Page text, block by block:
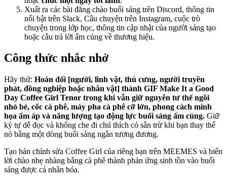
Xuất ra các bài đăng chào buổi sáng trên Discord, thông tin
nổi bật trên Slack, Câu chuyện trên Instagram, cuộc trò
chuyện trong lớp học, thông tin cập nhật của người sáng tạo
hoặc câu trả lời ấm cúng về thương hiệu.
Công thức nhắc nhở
Hãy thử: Hoán đổi [người, linh vật, thú cưng, người truyền
phát, đồng nghiệp hoặc nhân vật] thành GIF Make It a Good
Day Coffee Girl Tenor trong khi vẫn giữ nguyên tư thế ngồi
nhỏ bé, cốc cà phê, máy pha cà phê cỡ lớn, phong cách minh
họa ấm áp và năng lượng tạo động lực buổi sáng ấm cúng. Giữ
ký tự dễ đọc và không che đi chú thích có sẵn trừ khi bạn thay thế
nó bằng một dòng buổi sáng ngắn tương đương.
Tạo bản chỉnh sửa Coffee Girl của riêng bạn trên MEEMES và biến
lời chào nhẹ nhàng bằng cà phê thành phản ứng sinh tồn vào buổi
sáng được cá nhân hóa.